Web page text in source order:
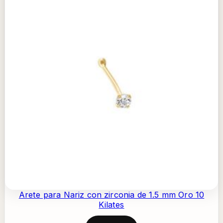
Arete para Nariz con zirconia de 1.5 mm Oro 10
Kilates